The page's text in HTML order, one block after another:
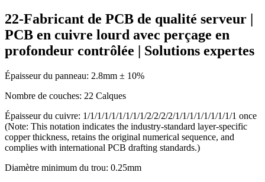
22-Fabricant de PCB de qualité serveur |
PCB en cuivre lourd avec perçage en
profondeur contrôlée | Solutions expertes
Épaisseur du panneau: 2.8mm ± 10%
Nombre de couches: 22 Calques
Épaisseur du cuivre: 1/1/1/1/1/1/1/1/1/2/2/2/2/1/1/1/1/1/1/1/1/1 once
(Note: This notation indicates the industry-standard layer-specific
copper thickness, retains the original numerical sequence, and
complies with international PCB drafting standards.)
Diamètre minimum du trou: 0.25mm